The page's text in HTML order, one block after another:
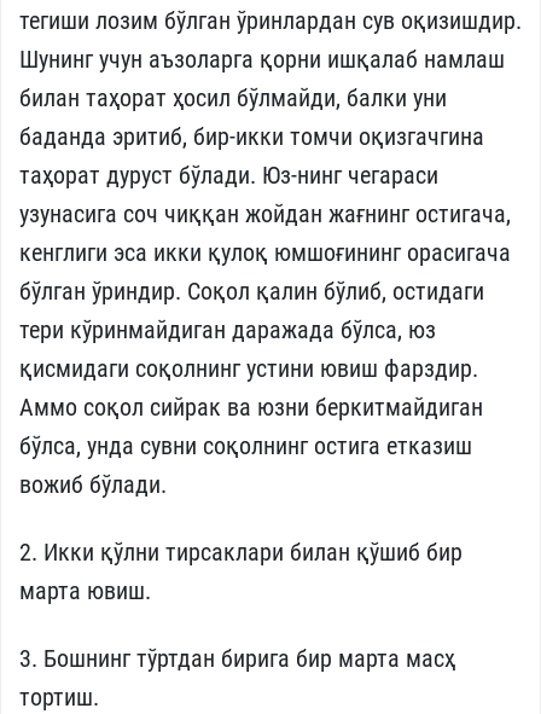
тегиши лозим бўлган ўринлардан сув оқизишдир.
Шунинг учун аъзоларга қорни ишқалаб намлаш
билан таҳорат ҳосил бўлмайди, балки уни
баданда эритиб, бир-икки томчи оқизгачгина
таҳорат дуруст бўлади. Юз-нинг чегараси
узунасига соч чиққан жойдан жағнинг остигача,
кенглиги эса икки қулоқ юмшоғининг орасигача
бўлган ўриндир. Соқол қалин бўлиб, остидаги
тери кўринмайдиган даражада бўлса, юз
қисмидаги соқолнинг устини ювиш фарздир.
Аммо соқол сийрак ва юзни беркитмайдиган
бўлса, унда сувни соқолнинг остига етказиш
вожиб бўлади.
2. Икки қўлни тирсаклари билан қўшиб бир
марта ювиш.
3. Бошнинг тўртдан бирига бир марта масҳ
тортиш.